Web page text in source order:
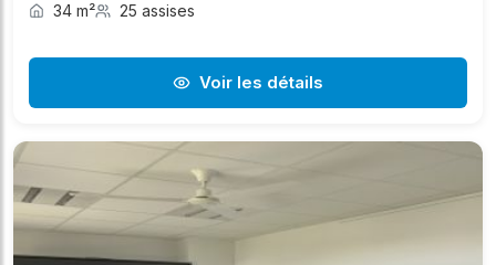
34 m² 25 assises
Voir les détails